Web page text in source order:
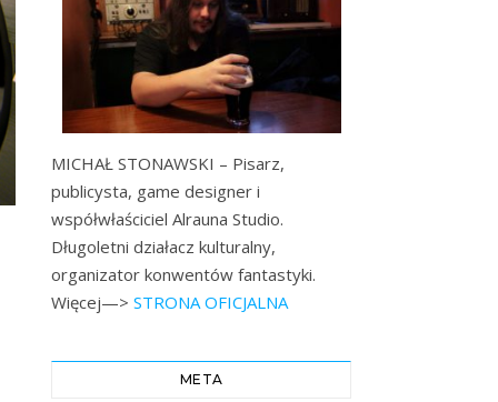
MICHAŁ STONAWSKI – Pisarz,
publicysta, game designer i
współwłaściciel Alrauna Studio.
Długoletni działacz kulturalny,
organizator konwentów fantastyki.
Więcej—> STRONA OFICJALNA
META